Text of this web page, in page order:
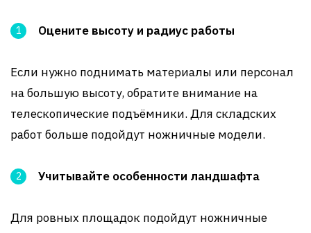
Оцените высоту и радиус работы
Если нужно поднимать материалы или персонал
на большую высоту, обратите внимание на
телескопические подъёмники. Для складских
работ больше подойдут ножничные модели.
Учитывайте особенности ландшафта
Для ровных площадок подойдут ножничные